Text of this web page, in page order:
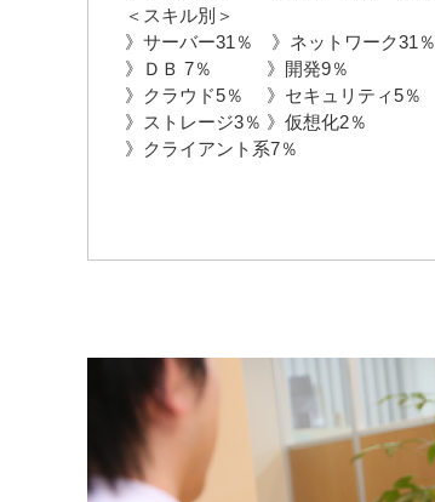
＜スキル別＞
》サーバー31％ 》ネットワーク31％
》ＤＢ 7％ 》開発9％
》クラウド5％ 》セキュリティ5％
》ストレージ3％ 》仮想化2％
》クライアント系7％